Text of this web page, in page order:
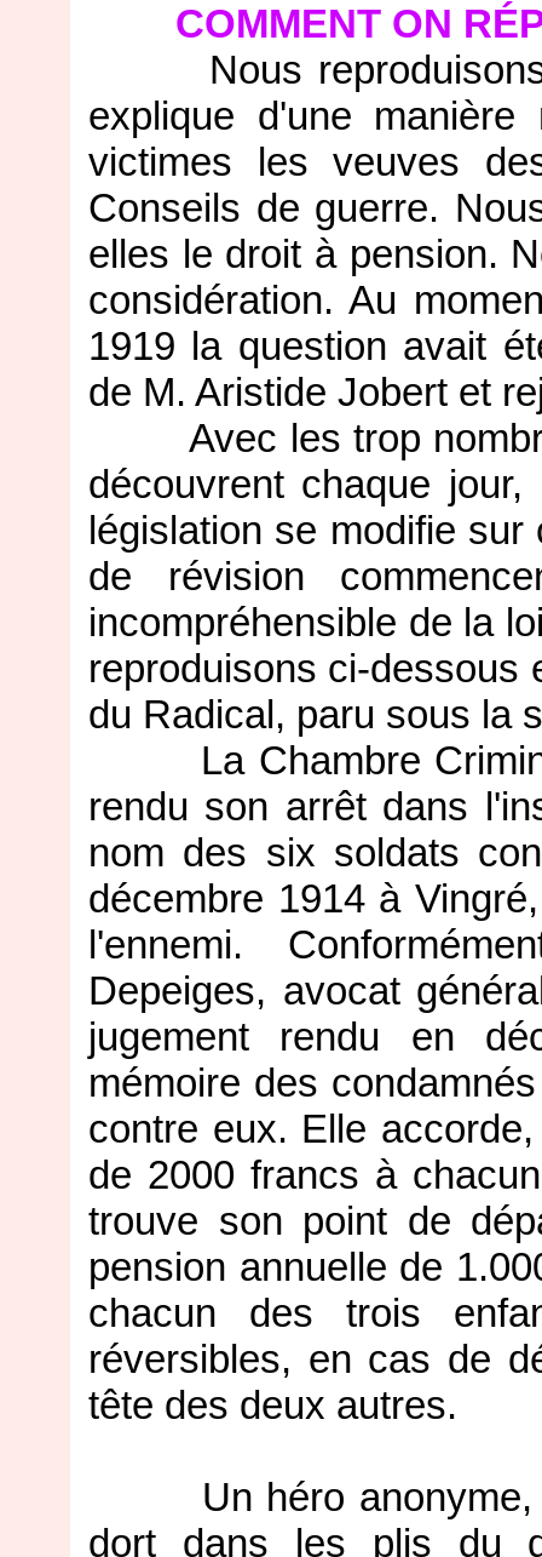
COMMENT ON
Nous reproduisons
explique d'une
victimes les veuves
Conseils de guerre.
elles le droit à pension.
considération. Au
1919 la question avait
de M. Aristide Jobert et
Avec les trop
découvrent chaque
législation se modifie
de révision
incompréhensible de la
reproduisons ci-dessous
du Radical, paru sous la
La Chambre
rendu son arrêt dans
nom des six soldats
décembre 1914 à
l'ennemi.
Depeiges, avocat
jugement rendu en
mémoire des
contre eux. Elle
de 2000 francs à
trouve son point de
pension annuelle de
chacun des trois
réversibles, en cas de
tête des deux autres.
Un héro anonyme,
dort dans les plis du